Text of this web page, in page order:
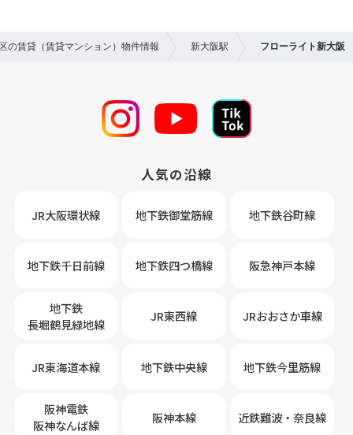
の賃貸（賃貸マンション）物件情報 新大阪駅 フローライト新大阪
人気の沿線
JR大阪環状線 地下鉄御堂筋線 地下鉄谷町線
地下鉄千日前線 地下鉄四つ橋線 阪急神戸本線
地下鉄
長堀鶴見緑地線
JR東西線 JRおおさか車線
JR東海道本線 地下鉄中央線 地下鉄今里筋線
阪神電鉄
阪神なんば線
阪神本線 近鉄難波・奈良線